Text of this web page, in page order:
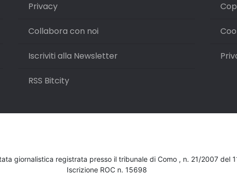
Privacy
Collabora con noi
Iscriviti alla Newsletter
RSS Bitcity
giornalistica registrata presso il tribunale di Como , n. 21/2007 del
Iscrizione ROC n. 15698